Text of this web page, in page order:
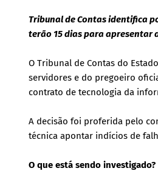
Tribunal de Contas identifica
terão 15 dias para apresentar
O Tribunal de Contas do
servidores e do pregoeiro
contrato de tecnologia da
A decisão foi proferida pelo
técnica apontar indícios de
O que está sendo investigado?